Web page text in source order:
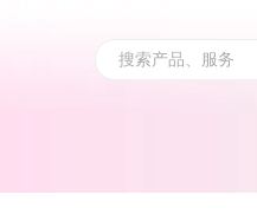
搜索产品、服务